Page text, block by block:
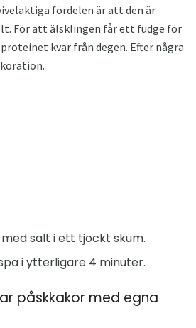
fördelen är att den är
För att älsklingen får ett fudge för
proteinet kvar från degen. Efter några
salt i ett tjockt skum.
i ytterligare 4 minuter.
påskkakor med egna